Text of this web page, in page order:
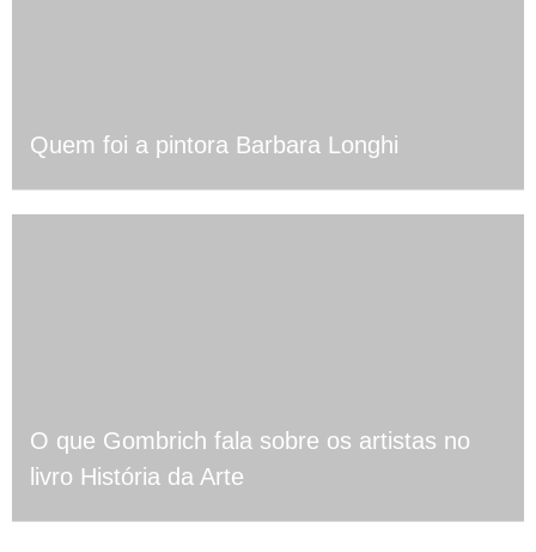
Quem foi a pintora Barbara Longhi
O que Gombrich fala sobre os artistas no
livro História da Arte